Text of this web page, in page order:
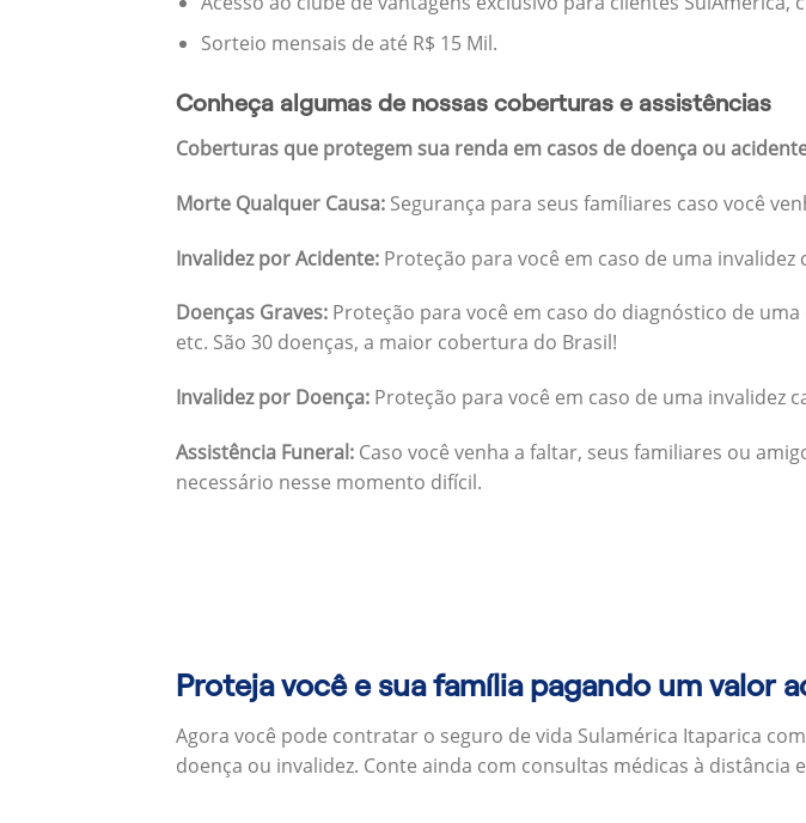
Sorteio mensais de até R$ 15 Mil.
Conheça algumas de nossas coberturas e assistências
Coberturas que protegem sua renda em casos de doença ou
Morte Qualquer Causa: Segurança para seus famíliares caso você
Invalidez por Acidente: Proteção para você em caso de uma invalidez
Doenças Graves: Proteção para você em caso do diagnóstico de
etc. São 30 doenças, a maior cobertura do Brasil!
Invalidez por Doença: Proteção para você em caso de uma invalidez
Assistência Funeral: Caso você venha a faltar, seus familiares ou
necessário nesse momento difícil.
Proteja você e sua família pagando um valor
Agora você pode contratar o seguro de vida Sulamérica Itaparica
doença ou invalidez. Conte ainda com consultas médicas à